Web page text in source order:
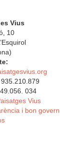
Vius
10
034
Vius
i bon govern